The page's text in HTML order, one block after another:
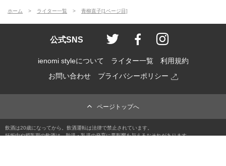
ホーム ライター一覧 青柳直子[1ページ目]
公式SNS ienomi style[イ
ienomi style[
ienomi
ienomi styleについて ライター一覧
利用規約
お問い合わせ
プライバシーポリシー
ページトップへ
飲酒は20歳になってから。飲酒運転は法律で禁止されています。
妊娠中や授乳期の飲酒は、胎児・乳児の発育に悪影響を与えるおそれがあります。